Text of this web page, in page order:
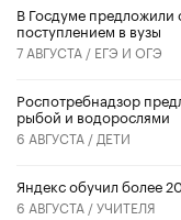
В Госдуме предложили
поступлением в вузы
7 АВГУСТА / ЕГЭ И ОГЭ
Роспотребнадзор
рыбой и водорослями
6 АВГУСТА / ДЕТИ
​Яндекс обучил более
6 АВГУСТА /УЧИТЕЛЯ